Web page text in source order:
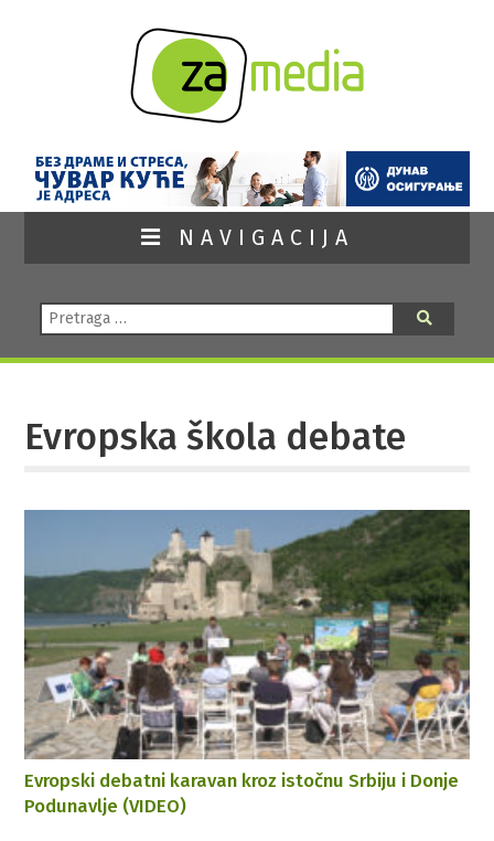
NAVIGACIJA
Pretraga:
Evropska škola debate
Evropski debatni karavan kroz istočnu Srbiju i Donje
Podunavlje (VIDEO)